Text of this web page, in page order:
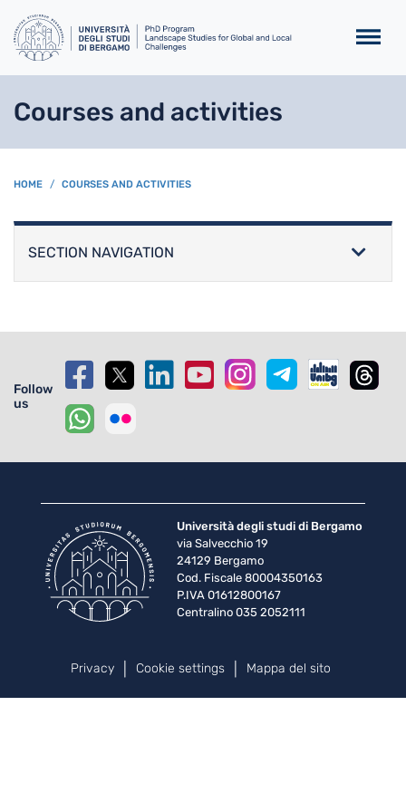
Courses and activities
BREADCRUMB
HOME COURSES AND ACTIVITIES
SECTION NAVIGATION
Follow
us
Università degli studi di Bergamo
via Salvecchio 19
24129 Bergamo
Cod. Fiscale 80004350163
P.IVA 01612800167
Centralino 035 2052111
Piè di pagina
Privacy Cookie settings Mappa del sito